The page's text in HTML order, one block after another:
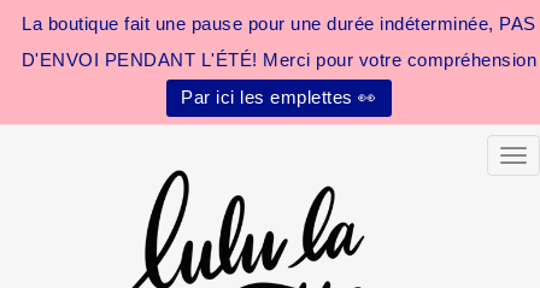
La boutique fait une pause pour une durée indéterminée, PAS
D'ENVOI PENDANT L'ÉTÉ! Merci pour votre compréhension
Par ici les emplettes 👀